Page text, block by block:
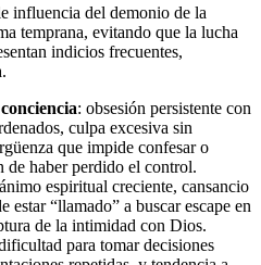
influencia del demonio de la
temprana, evitando que la lucha
indicios frecuentes,
: obsesión persistente con
culpa excesiva sin
que impide confesar o
de haber perdido el control.
espiritual creciente, cansancio
estar “llamado” a buscar escape en
de la intimidad con Dios.
para tomar decisiones